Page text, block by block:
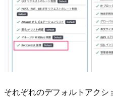
それぞれのデフォルトアク